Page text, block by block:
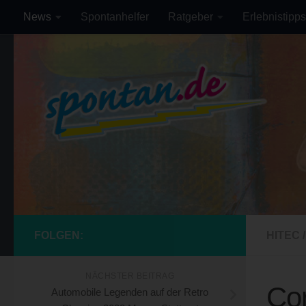
Zum Inhalt springen
News Spontanhelfer Ratgeber Erlebnistipps
FOLGEN:
Automobile Legenden auf der Retro